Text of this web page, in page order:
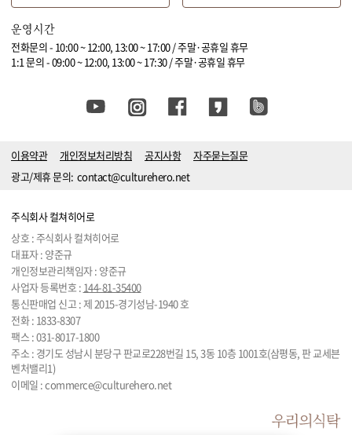
운영시간
전화문의 - 10:00 ~ 12:00, 13:00 ~ 17:00 / 주말·공휴일 휴무
1:1 문의 - 09:00 ~ 12:00, 13:00 ~ 17:30 / 주말·공휴일 휴무
이용약관 개인정보처리방침 공지사항
자주묻는질문
광고/제휴 문의: contact@culturehero.net
주식회사 컬쳐히어로
상호 : 주식회사 컬쳐히어로
대표자 : 양준규
개인정보관리책임자 : 양준규
사업자 등록번호 : 144-81-35400
통신판매업 신고 : 제 2015-경기성남-1940 호
전화 : 1833-8307
팩스 : 031-8017-1800
주소 : 경기도 성남시 분당구 판교로228번길 15, 3동 10층 1001호(삼평동, 판 교세븐
벤처밸리1)
이메일 :commerce@culturehero.net